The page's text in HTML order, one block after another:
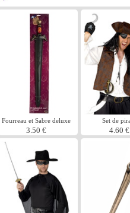
Fourreau et Sabre deluxe
3.50 €
Set de
4.60 €